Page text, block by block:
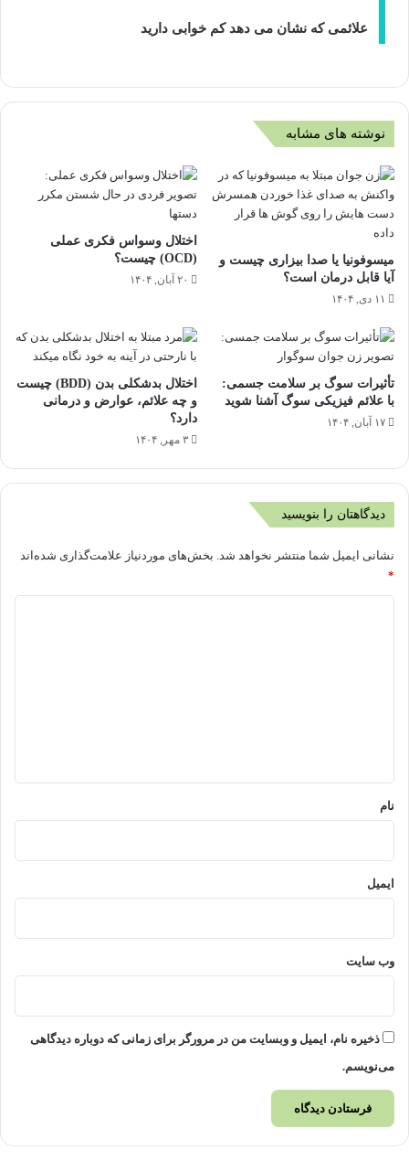
علائمی که نشان می دهد کم خوابی دارید
نوشته های مشابه
میسوفونیا یا صدا بیزاری چیست و
آیا قابل درمان است؟
۱۱ دی, ۱۴۰۴
اختلال وسواس فکری عملی
(OCD) چیست؟
۲۰ آبان, ۱۴۰۴
تأثیرات سوگ بر سلامت جسمی:
با علائم فیزیکی سوگ آشنا شوید
۱۷ آبان, ۱۴۰۴
اختلال بدشکلی بدن (BDD) چیست
و چه علائم، عوارض و درمانی
دارد؟
۳ مهر, ۱۴۰۴
دیدگاهتان را بنویسید
نشانی ایمیل شما منتشر نخواهد شد. بخش‌های موردنیاز علامت‌گذاری شده‌اند
*
نام
ایمیل
وب‌ سایت
ذخیره نام، ایمیل و وبسایت من در مرورگر برای زمانی که دوباره دیدگاهی
می‌نویسم.